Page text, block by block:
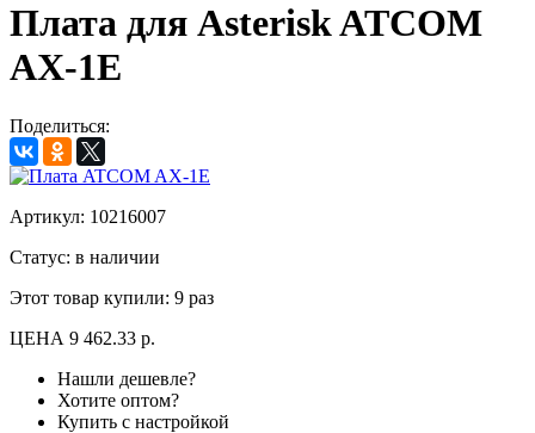
Плата для Asterisk ATCOM
AX-1E
Поделиться:
Артикул: 10216007
Статус: в наличии
Этот товар купили: 9 раз
ЦЕНА 9 462.33 р.
Нашли дешевле?
Хотите оптом?
Купить с настройкой